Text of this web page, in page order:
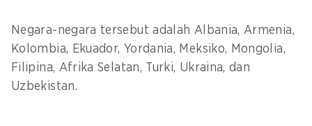
Negara-negara tersebut adalah Albania, Armenia,
Kolombia, Ekuador, Yordania, Meksiko, Mongolia,
Filipina, Afrika Selatan, Turki, Ukraina, dan
Uzbekistan.